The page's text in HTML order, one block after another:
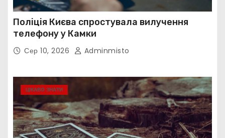
Поліція Києва спростувала вилучення
телефону у Камки
Сер 10, 2026 Adminmisto
ЦІКАВО ЗНАТИ